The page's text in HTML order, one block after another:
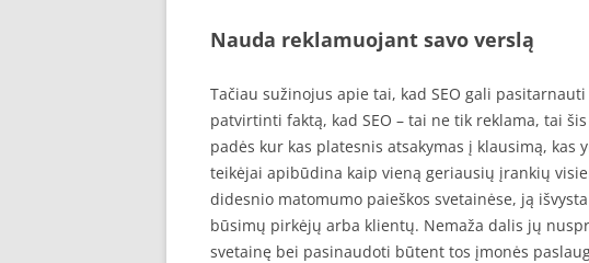
Nauda reklamuojant savo verslą
Tačiau sužinojus apie tai, kad SEO gali
patvirtinti faktą, kad SEO – tai ne tik reklama, tai
padės kur kas platesnis atsakymas į klausimą, kas
teikėjai apibūdina kaip vieną geriausių įrankių
didesnio matomumo paieškos svetainėse, ją
būsimų pirkėjų arba klientų. Nemaža dalis jų
svetainę bei pasinaudoti būtent tos įmonės